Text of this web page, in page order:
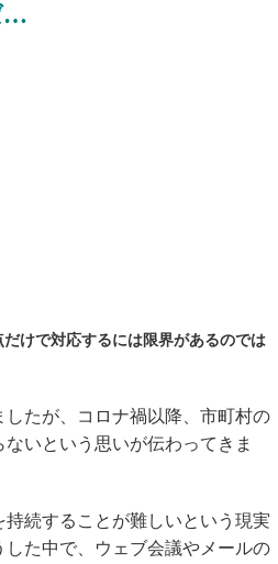
…
けで対応するには限界があるのでは
たが、コロナ禍以降、市町村の
いという思いが伝わってきま
続することが難しいという現実
た中で、ウェブ会議やメールの